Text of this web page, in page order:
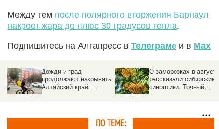
Между тем после полярного вторжения Барнаул
накроет жара до плюс 30 градусов тепла.
Подпишитесь на Алтапресс в Телеграме и в Max
Дожди и град
продолжают накрывать
Алтайский край.
О заморозках в августе
рассказали сибирские
синоптики. Точный
ПО ТЕМЕ: